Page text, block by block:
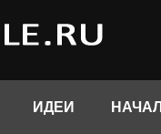
ИДЕИ